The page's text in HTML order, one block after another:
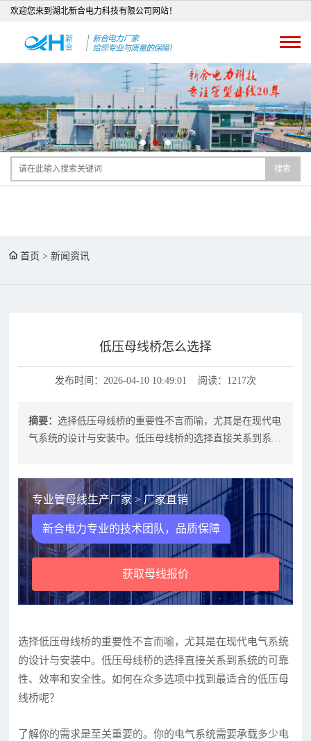
欢迎您来到湖北新合电力科技有限公司网站！
搜索
首页 >新闻资讯
低压母线桥怎么选择
发布时间：2026-04-10 10:49:01 阅读：1217次
摘要：选择低压母线桥的重要性不言而喻，尤其是在现代电
气系统的设计与安装中。低压母线桥的选择直接关系到系统
专业管母线生产厂家 > 厂家直销
新合电力专业的技术团队，品质保障
获取母线报价
选择低压母线桥的重要性不言而喻，尤其是在现代电气系统
的设计与安装中。低压母线桥的选择直接关系到系统的可靠
性、效率和安全性。如何在众多选项中找到最适合的低压母
线桥呢？
了解你的需求是至关重要的。你的电气系统需要承载多少电